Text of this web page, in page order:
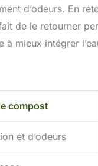
d’odeurs. En
de le retourner
mieux intégrer
compost
et d’odeurs